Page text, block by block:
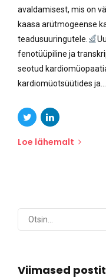
avaldamisest, mis on
kaasa arütmogeense
teadusuuringutele.
fenotüüpiline ja
seotud
kardiomüotsüütides ja...
Loe lähemalt
Viimased